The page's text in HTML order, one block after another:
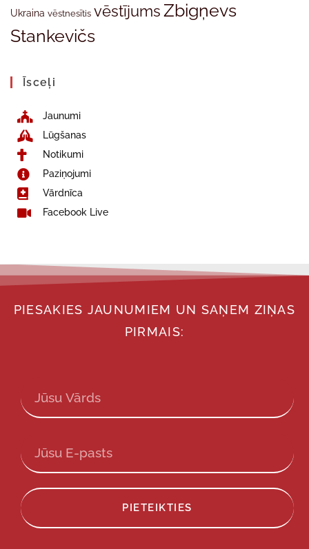
Ukraina vēstnesītis vēstījumsZbigņevs
Stankevičs
Īsceļi
Jaunumi
Lūgšanas
Notikumi
Paziņojumi
Vārdnīca
Facebook Live
PIESAKIES JAUNUMIEM UN SAŅEM ZIŅAS
PIRMAIS:
PIETEIKTIES